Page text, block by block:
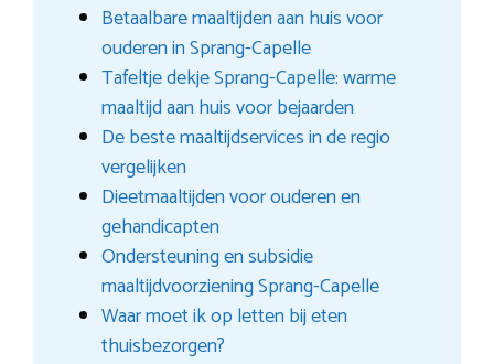
Betaalbare maaltijden aan huis voor
ouderen in Sprang-Capelle
Tafeltje dekje Sprang-Capelle: warme
maaltijd aan huis voor bejaarden
De beste maaltijdservices in de regio
vergelijken
Dieetmaaltijden voor ouderen en
gehandicapten
Ondersteuning en subsidie
maaltijdvoorziening Sprang-Capelle
Waar moet ik op letten bij eten
thuisbezorgen?